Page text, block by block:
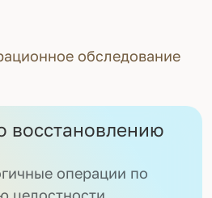
обследование
восстановлению
операции по